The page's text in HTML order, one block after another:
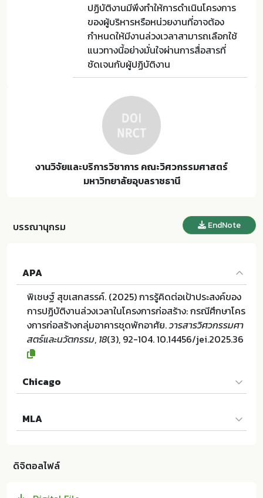
ปฏิบัติงานมีพึงทำให้การดำเนินโครงการ
ของผู้บริหารหรือหน่วยงานที่อาจต้อง
กำหนดให้มีงานล่วงเวลาสามารถเลือกใช้
แนวทางนี้อย่างมั่นใจผ่านการสื่อสารที่
ชัดเจนกับผู้ปฏิบัติงาน
งานวิจัยและบริการวิชาการ คณะวิศวกรรมศาสตร์
มหาวิทยาลัยอุบลราชธานี
บรรณานุกรม EndNote
APA
พิเชษฐ์ สุขเสกสรรค์. (2025) การรู้คิดต่อเป้าประสงค์ของ
การปฏิบัติงานล่วงเวลาในโครงการก่อสร้าง: กรณีศึกษาโคร
งการก่อสร้างกลุ่มอาคารชุดพักอาศัย.วารสารวิศวกรรมศา
สตร์และนวัตกรรม, 18(3), 92-104. 10.14456/jei.2025.36
Chicago
ติงานล่วงเวลาในโครงการก่อสร้าง: กรณีศึกษาโครงการก่อ
สร้างกลุ่มอาคารชุดพักอาศัย". วารสารวิศวกรรมศาสตร์แล
MLA
สร้างกลุ่มอาคารชุดพักอาศัย. คณะวิศวกรรมศาสตร์ มหาวิ
ดิจิตอลไฟล์